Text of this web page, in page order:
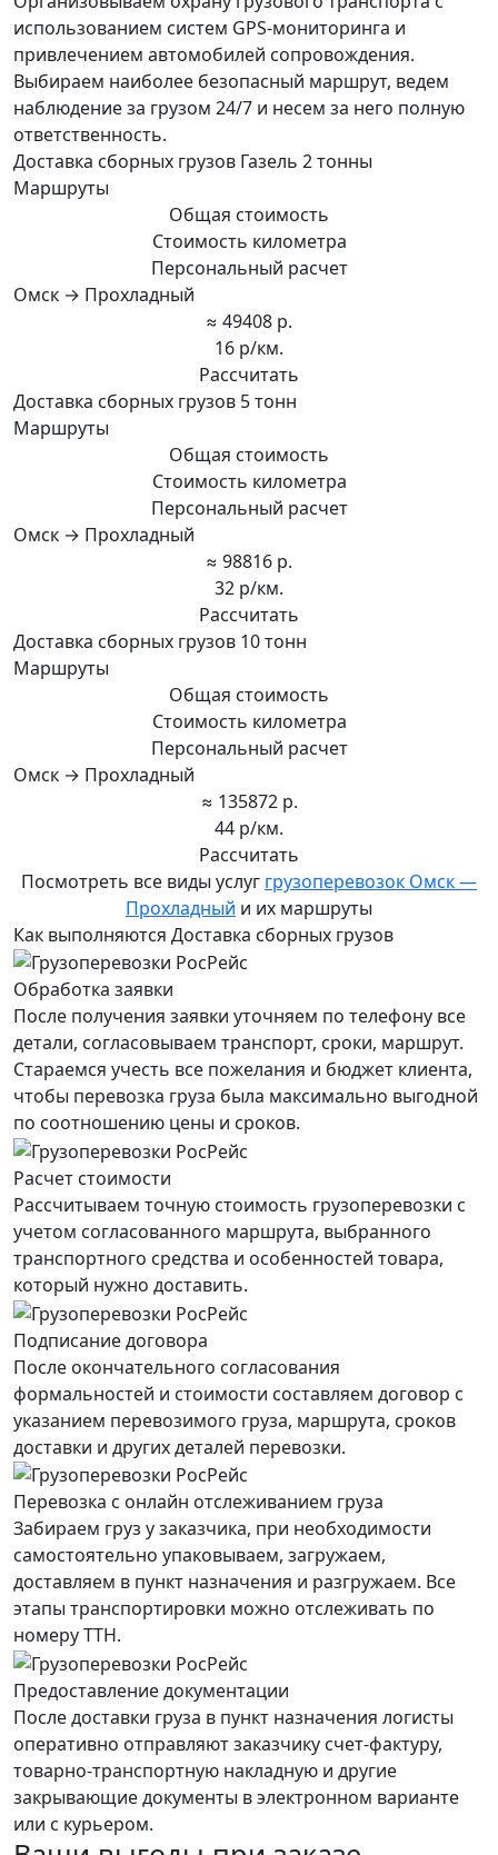
использованием систем GPS-мониторинга и
привлечением автомобилей сопровождения.
Выбираем наиболее безопасный маршрут, ведем
наблюдение за грузом 24/7 и несем за него полную
ответственность.
Доставка сборных грузов Газель 2 тонны
Маршруты
Общая стоимость
Стоимость километра
Персональный расчет
Омск → Прохладный
≈ 49408 р.
16 р/км.
Рассчитать
Доставка сборных грузов 5 тонн
Маршруты
Общая стоимость
Стоимость километра
Персональный расчет
Омск → Прохладный
≈ 98816 р.
32 р/км.
Рассчитать
Доставка сборных грузов 10 тонн
Маршруты
Общая стоимость
Стоимость километра
Персональный расчет
Омск → Прохладный
≈ 135872 р.
44 р/км.
Рассчитать
Посмотреть все виды услуг грузоперевозок Омск —
Прохладный и их маршруты
Как выполняются Доставка сборных грузов
Обработка заявки
После получения заявки уточняем по телефону все
детали, согласовываем транспорт, сроки, маршрут.
Стараемся учесть все пожелания и бюджет клиента,
чтобы перевозка груза была максимально выгодной
по соотношению цены и сроков.
Расчет стоимости
Рассчитываем точную стоимость грузоперевозки с
учетом согласованного маршрута, выбранного
транспортного средства и особенностей товара,
который нужно доставить.
Подписание договора
После окончательного согласования
формальностей и стоимости составляем договор с
указанием перевозимого груза, маршрута, сроков
доставки и других деталей перевозки.
Перевозка с онлайн отслеживанием груза
Забираем груз у заказчика, при необходимости
самостоятельно упаковываем, загружаем,
доставляем в пункт назначения и разгружаем. Все
этапы транспортировки можно отслеживать по
номеру ТТН.
Предоставление документации
После доставки груза в пункт назначения логисты
оперативно отправляют заказчику счет-фактуру,
товарно-транспортную накладную и другие
закрывающие документы в электронном варианте
или с курьером.